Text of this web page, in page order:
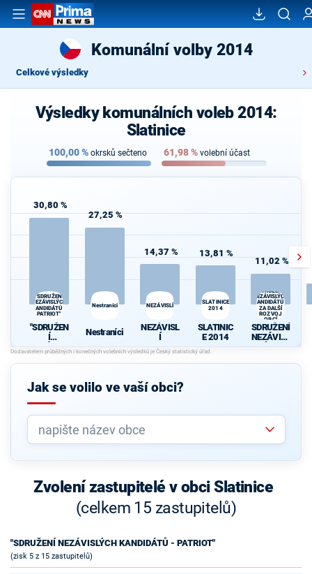
Komunální volby 2014
Celkové výsledky
Výsledky komunálních voleb 2014:
Slatinice
100,00% okrsků sečteno 61,98% volební účast
30,80 %
"SDRUŽENÍ
NEZÁVISLÝCH
KANDIDÁTŮ -
PATRIOT"
"SDRUŽEN
Í
NEZÁVISL
ÝCH
KANDIDÁT
PATRIOT"
27,25 %
Nestraníci
Nestraníci
14,37 %
NEZÁVISLÍ
NEZÁVISL
Í
13,81 %
SLATINICE
2014
SLATINIC
E 2014
11,02 %
SDRUŽENÍ
NEZÁVISLÝCH
KANDIDÁTŮ -
ZA DALŠÍ
ROZVOJ
OBCÍ
SDRUŽENÍ
NEZÁVISL
ÝCH
Ů - ZA
Jak se volilo ve vaší obci?
Zvolení zastupitelé v obci Slatinice
(celkem 15 zastupitelů)
"SDRUŽENÍ NEZÁVISLÝCH KANDIDÁTŮ - PATRIOT"
(zisk 5 z 15 zastupitelů)